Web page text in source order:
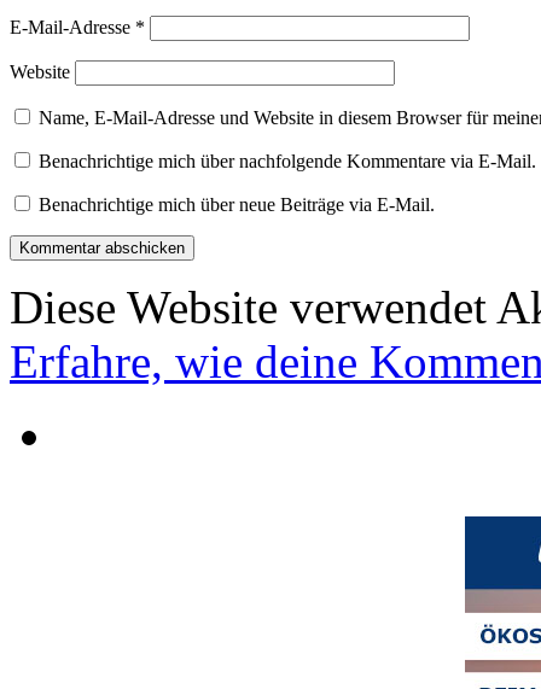
E-Mail-Adresse *
Website
Name, E-Mail-Adresse und Website in diesem Browser für
Benachrichtige mich über nachfolgende Kommentare via E-Mail.
Benachrichtige mich über neue Beiträge via E-Mail.
Diese Website verwendet
Erfahre, wie deine